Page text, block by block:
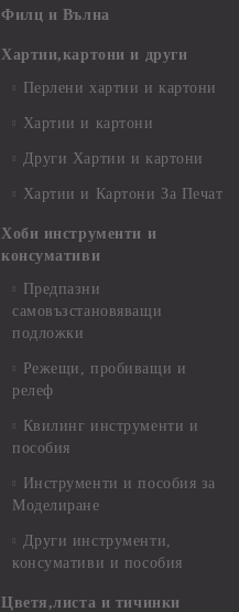
Филц и Вълна
Хартии,картони и други
Перлени хартии и картони
Хартии и картони
Други Хартии и картони
Хартии и Картони За Печат
Хоби инструменти и
консумативи
Предпазни
самовъзстановяващи
подложки
Режещи, пробиващи и
релеф
Квилинг инструменти и
пособия
Инструменти и пособия за
Моделиране
Други инструменти,
консумативи и пособия
Цветя,листа и тичинки